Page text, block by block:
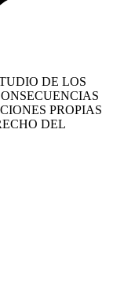
DE LOS
PROPIAS
DEL